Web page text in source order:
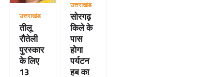
उत्तराखंड
तीलू
रौतेली
पुरस्कार
के लिए
13
उत्तराखंड
सोरगढ़
किले के
पास
होगा
पर्यटन
हब का